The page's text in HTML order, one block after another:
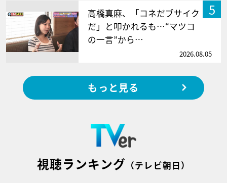
5
高橋真麻、「コネだブサイク
だ」と叩かれるも…“マツコ
の一言”から…
2026.08.05
もっと見る
視聴ランキング （テレビ朝日）